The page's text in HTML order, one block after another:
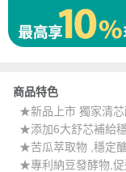
商品特色
★新品上市 獨家清芯
★添加6大舒芯補給
★苦瓜萃取物 ,穩定
★專利納豆發酵物,促